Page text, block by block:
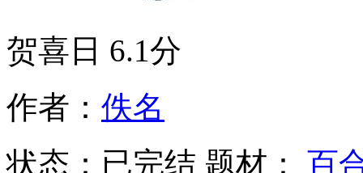
贺喜日 6.1分
作者： 佚名
状态： 已完结 题材： 百